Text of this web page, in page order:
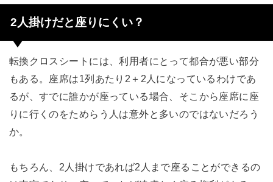
2人掛けだと座りにくい？
転換クロスシートには、利用者にとって都合が悪い部分
もある。座席は1列あたり2＋2人になっているわけであ
るが、すでに誰かが座っている場合、そこから座席に座
りに行くのをためらう人は意外と多いのではないだろう
か。
もちろん、2人掛けであれば2人まで座ることができるの